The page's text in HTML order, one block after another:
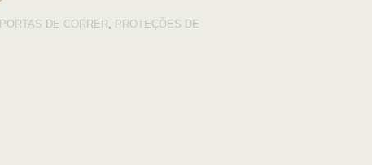
PORTAS DE CORRER, PROTEÇÕES DE